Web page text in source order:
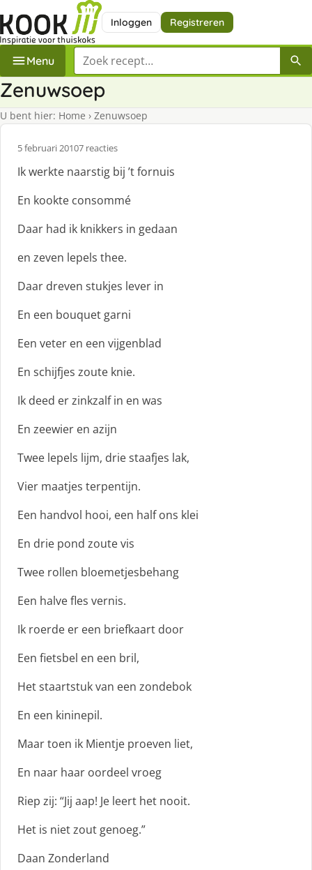
Inloggen Registreren
Menu Zoek een recept
Zenuwsoep
U bent hier: Home › Zenuwsoep
5 februari 20107 reacties
Ik werkte naarstig bij ’t fornuis
En kookte consommé
Daar had ik knikkers in gedaan
en zeven lepels thee.
Daar dreven stukjes lever in
En een bouquet garni
Een veter en een vijgenblad
En schijfjes zoute knie.
Ik deed er zinkzalf in en was
En zeewier en azijn
Twee lepels lijm, drie staafjes lak,
Vier maatjes terpentijn.
Een handvol hooi, een half ons klei
En drie pond zoute vis
Twee rollen bloemetjesbehang
Een halve fles vernis.
Ik roerde er een briefkaart door
Een fietsbel en een bril,
Het staartstuk van een zondebok
En een kininepil.
Maar toen ik Mientje proeven liet,
En naar haar oordeel vroeg
Riep zij: “Jij aap! Je leert het nooit.
Het is niet zout genoeg.”
Daan Zonderland